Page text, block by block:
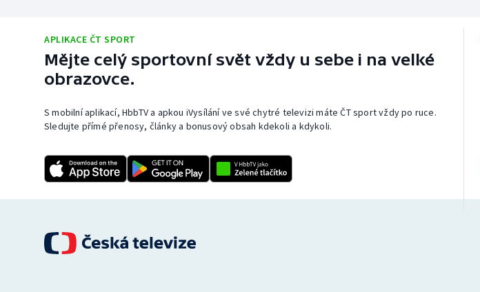
APLIKACE ČT SPORT
Mějte celý sportovní svět vždy u sebe i na velké
obrazovce.
S mobilní aplikací, HbbTV a apkou iVysílání ve své chytré televizi máte ČT sport vždy po ruce.
Sledujte přímé přenosy, články a bonusový obsah kdekoli a kdykoli.